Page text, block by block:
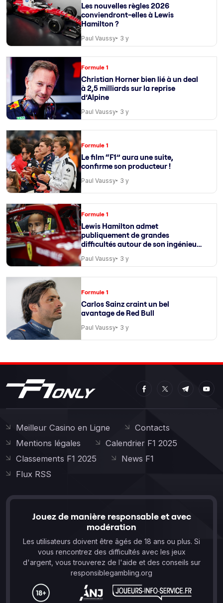
Les nouvelles règles 2026
conviendront-elles à Lewis
Hamilton ?
Paul Vaussy 3 y
Formule 1
Christian Horner bien lié à un deal
à 2,5 milliards sur la reprise
d’Alpine
Paul Vaussy 3 y
Formule 1
Le film “F1” aura une suite,
confirme son producteur !
Paul Vaussy 3 y
Formule 1
Lewis Hamilton admet
publiquement de grandes
difficultés autour de son ingénieur
Paul Vaussy 3 y
Formule 1
Carlos Sainz craint un bel
avantage de Red Bull
Paul Vaussy 3 y
Meilleur Casino en Ligne
Contacts
Mentions légales
Calendrier F1 2025
Classements F1 2025
News F1
Flux RSS
Jouez de manière responsable et avec
modération
Les utilisateurs doivent être âgés de 18 ans ou plus. Si
vous rencontrez des difficultés avec les jeux
d'argent, vous trouverez de l'aide et des conseils sur
responsiblegambling.org